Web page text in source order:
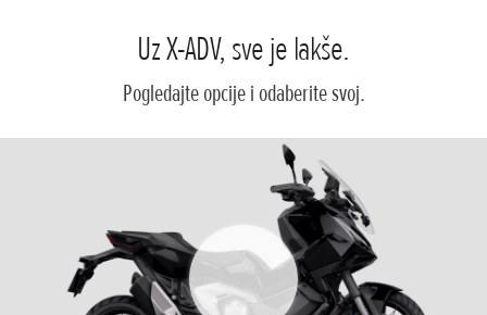
Uz X-ADV, sve je lakše.
Pogledajte opcije i odaberite svoj.